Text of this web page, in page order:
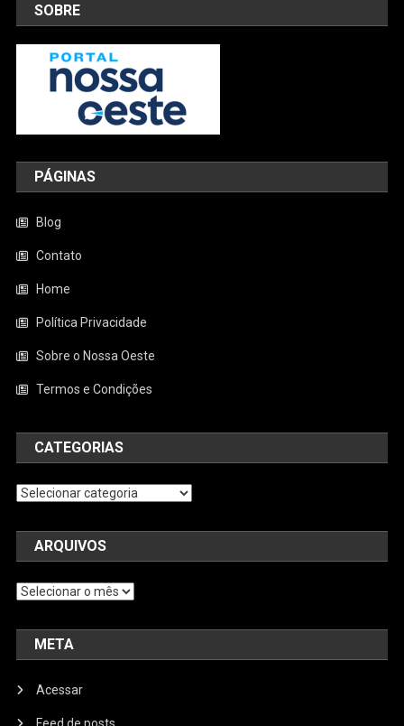
SOBRE
PÁGINAS
Blog
Contato
Home
Política Privacidade
Sobre o Nossa Oeste
Termos e Condições
CATEGORIAS
Categorias
ARQUIVOS
Arquivos
META
Acessar
Feed de posts